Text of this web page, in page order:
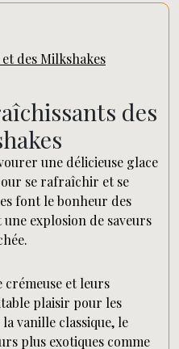
et des Milkshakes
des
une délicieuse glace
se rafraîchir et se
font le bonheur des
explosion de saveurs
crémeuse et leurs
plaisir pour les
vanille classique, le
plus exotiques comme